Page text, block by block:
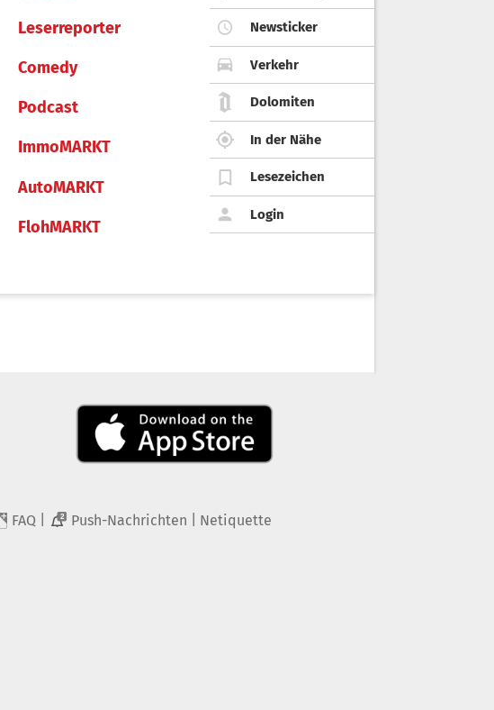
Leserreporter
Comedy
Podcast
ImmoMARKT
AutoMARKT
FlohMARKT
Newsticker
Verkehr
Dolomiten
In der Nähe
Lesezeichen
Login
FAQ 2 Push-Nachrichten Netiquette